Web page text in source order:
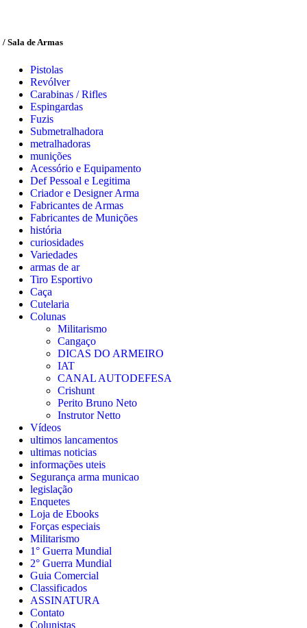
/ Sala de Armas
Pistolas
Revólver
Carabinas / Rifles
Espingardas
Fuzis
Submetralhadora
metralhadoras
munições
Acessório e Equipamento
Def Pessoal e Legitima
Criador e Designer Arma
Fabricantes de Armas
Fabricantes de Munições
história
curiosidades
Variedades
armas de ar
Tiro Esportivo
Caça
Cutelaria
Colunas
Militarismo
Cangaço
DICAS DO ARMEIRO
IAT
CANAL AUTODEFESA
Crishunt
Perito Bruno Neto
Instrutor Netto
Vídeos
ultimos lancamentos
ultimas noticias
informações uteis
Segurança arma municao
legislação
Enquetes
Loja de Ebooks
Forças especiais
Militarismo
1° Guerra Mundial
2° Guerra Mundial
Guia Comercial
Classificados
ASSINATURA
Contato
Colunistas